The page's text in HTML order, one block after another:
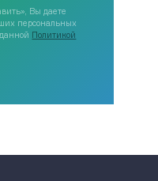
Вы даете
персональных
Политикой